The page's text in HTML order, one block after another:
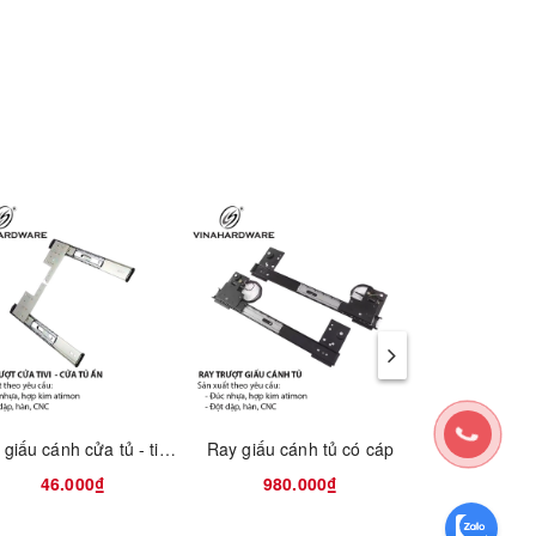
Ray giấu cánh cửa tủ - tivi 1180.2.10550
46.000₫
Ray giấu cánh tủ có cáp
980.000₫